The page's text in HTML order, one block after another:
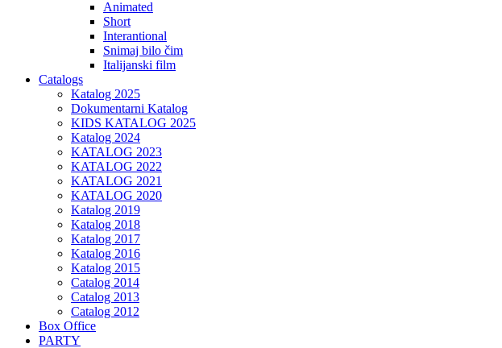
Animated
Short
Interantional
Snimaj bilo čim
Italijanski film
Catalogs
Katalog 2025
Dokumentarni Katalog
KIDS KATALOG 2025
Katalog 2024
KATALOG 2023
KATALOG 2022
KATALOG 2021
KATALOG 2020
Katalog 2019
Katalog 2018
Katalog 2017
Katalog 2016
Katalog 2015
Catalog 2014
Catalog 2013
Catalog 2012
Box Office
PARTY